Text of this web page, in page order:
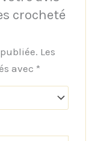
crocheté
Les
avec *